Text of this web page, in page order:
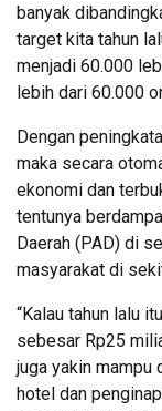
banyak
target kita tahun
menjadi 60.000
lebih dari 60.000
Dengan
maka secara
ekonomi dan
tentunya
Daerah (PAD) di
masyarakat di
“Kalau tahun lalu
sebesar Rp25
juga yakin
hotel dan